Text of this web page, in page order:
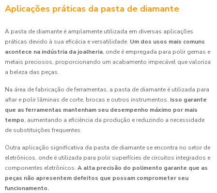
Aplicações práticas da pasta de diamante
A pasta de diamante é amplamente utilizada em diversas aplicações
práticas devido à sua eficácia e versatilidade. Um dos usos mais comuns
acontece na indústria da joalheria, onde é empregada para polir gemas e
metais preciosos, proporcionando um acabamento impecável que valoriza
a beleza das peças.
Na área de fabricação de ferramentas, a pasta de diamante é utilizada para
afiar e polir lâminas de corte, brocas e outros instrumentos. Isso garante
que as ferramentas mantenham seu desempenho máximo por mais
tempo, aumentando a eficiência da produção e reduzindo a necessidade
de substituições frequentes.
Outra aplicação significativa da pasta de diamante se encontra no setor de
eletrônicos, onde é utilizada para polir superfícies de circuitos integrados e
componentes eletrônicos. A alta precisão do polimento garante que as
peças não apresentem defeitos que possam comprometer seu
funcionamento.